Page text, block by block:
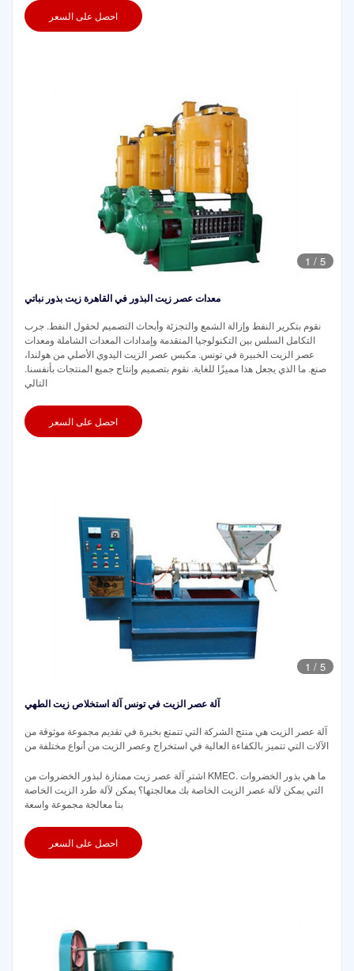
احصل على السعر
1 / 5
معدات عصر زيت البذور في القاهرة زيت بذور نباتي
نقوم بتكرير النفط وإزالة الشمع والتجزئة وأبحاث التصميم لحقول النفط. جرب
التكامل السلس بين التكنولوجيا المتقدمة وإمدادات المعدات الشاملة ومعدات
عصر الزيت الخبيرة في تونس. مكبس عصر الزيت اليدوي الأصلي من هولندا،
صنع. ما الذي يجعل هذا مميزًا للغاية. نقوم بتصميم وإنتاج جميع المنتجات بأنفسنا.
التالي
احصل على السعر
1 / 5
آلة عصر الزيت في تونس آلة استخلاص زيت الطهي
آلة عصر الزيت هي منتج الشركة التي تتمتع بخبرة في تقديم مجموعة موثوقة من
الآلات التي تتميز بالكفاءة العالية في استخراج وعصر الزيت من أنواع مختلفة من
اشترِ آلة عصر زيت ممتازة لبذور الخضروات من KMEC. ما هي بذور الخضروات
التي يمكن لآلة عصر الزيت الخاصة بك معالجتها؟ يمكن لآلة طرد الزيت الخاصة
بنا معالجة مجموعة واسعة
احصل على السعر